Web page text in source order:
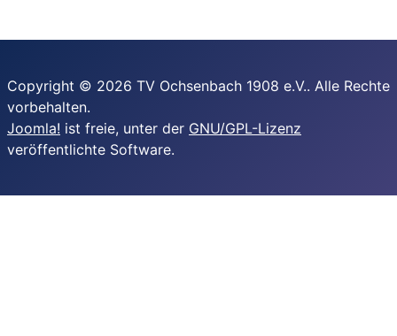
Copyright © 2026 TV Ochsenbach 1908 e.V.. Alle Rechte
vorbehalten.
Joomla! ist freie, unter der GNU/GPL-Lizenz
veröffentlichte Software.